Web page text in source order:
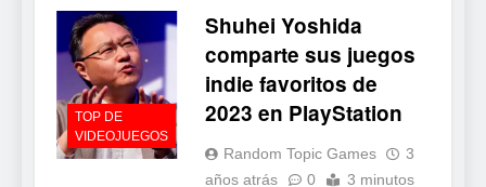
TOP DE
VIDEOJUEGOS
Shuhei Yoshida
comparte sus juegos
indie favoritos de
2023 en PlayStation
Random Topic Games
3
años atrás
0 3 minutos